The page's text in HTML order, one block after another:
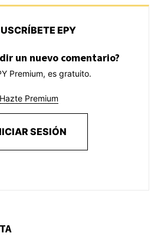
USCRÍBETE EPY
un nuevo comentario?
Premium, es gratuito.
Hazte Premium
SESIÓN